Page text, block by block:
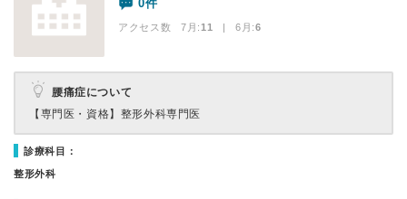
0件
アクセス数 7月:11 | 6月:6
腰痛症について
【専門医・資格】 整形外科専門医
診療科目：
整形外科